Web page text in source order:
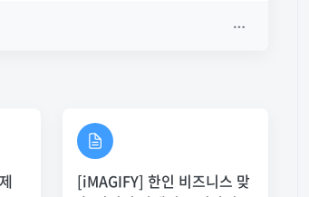
[iMAGIFY] 한인 비즈니스 맞